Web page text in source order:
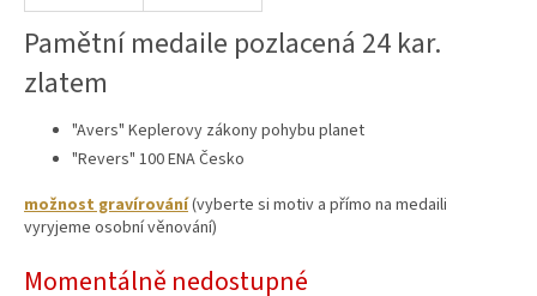
Momentálně nedostupné
Pamětní medaile pozlacená 24 kar.
zlatem
"Avers" Keplerovy zákony pohybu planet
"Revers" 100 ENA Česko
možnost gravírování(vyberte si motiv a přímo na medaili
vyryjeme osobní věnování)